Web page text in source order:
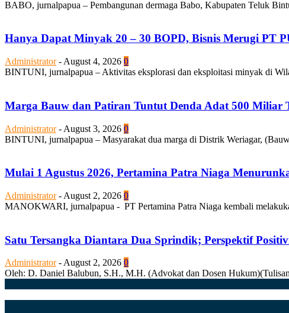
BABO, jurnalpapua – Pembangunan dermaga Babo, Kabupaten Teluk
Hanya Dapat Minyak 20 – 30 BOPD, Bisnis Merugi PT
Administrator - August 4, 2026 0
BINTUNI, jurnalpapua – Aktivitas eksplorasi dan eksploitasi minyak di
Marga Bauw dan Patiran Tuntut Denda Adat 500 Miliar
Administrator - August 3, 2026 0
BINTUNI, jurnalpapua – Masyarakat dua marga di Distrik Weriagar,
Mulai 1 Agustus 2026, Pertamina Patra Niaga
Administrator - August 2, 2026 0
MANOKWARI, jurnalpapua - PT Pertamina Patra Niaga kembali
Satu Tersangka Diantara Dua Sprindik; Perspektif
Administrator -August 2, 2026 0
Oleh: D. Daniel Balubun, S.H., M.H. (Advokat dan Dosen